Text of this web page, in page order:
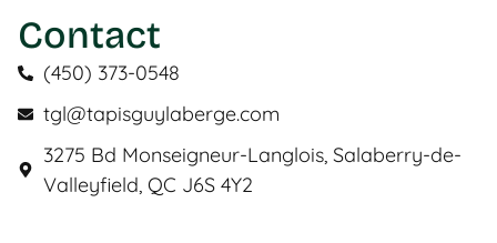
Contact
(450) 373-0548
tgl@tapisguylaberge.com
3275 Bd Monseigneur-Langlois, Salaberry-de-
Valleyfield, QC J6S 4Y2